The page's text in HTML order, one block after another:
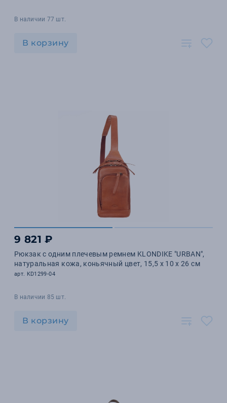
В наличии 77 шт.
В корзину
9 821 ₽
Рюкзак с одним плечевым ремнем KLONDIKE "URBAN",
натуральная кожа, коньячный цвет, 15,5 х 10 х 26 см
арт. KD1299-04
В наличии 85 шт.
В корзину